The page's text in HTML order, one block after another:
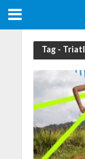
Tag -